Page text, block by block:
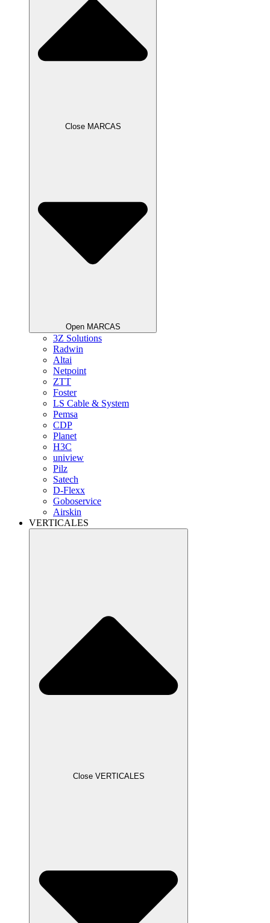
Close MARCAS
Open MARCAS
3Z Solutions
Radwin
Altai
Netpoint
ZTT
Foster
LS Cable & System
Pemsa
CDP
Planet
H3C
uniview
Pilz
Satech
D-Flexx
Goboservice
Airskin
VERTICALES
Close VERTICALES